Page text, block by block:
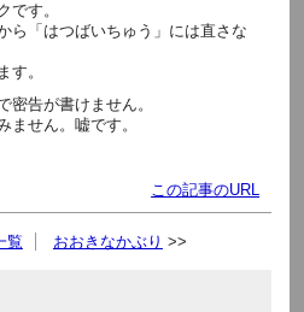
です。
ら「はつばいちゅう」には直さな
す。
密告が書けません。
せん。嘘です。
この記事のURL
覧 おおきなかぶり